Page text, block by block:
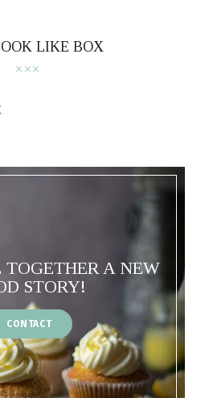
LIKE BOX
TOGETHER A NEW
STORY!
CONTACT